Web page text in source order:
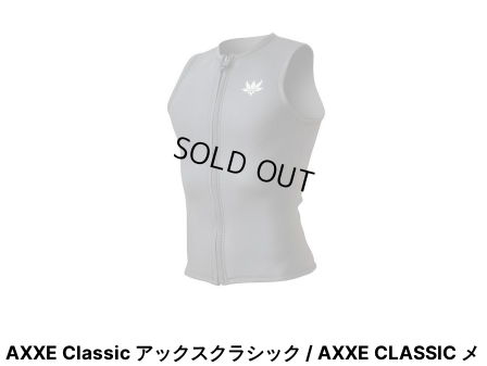
AXXE Classic アックスクラシック / AXXE CLASSIC メ